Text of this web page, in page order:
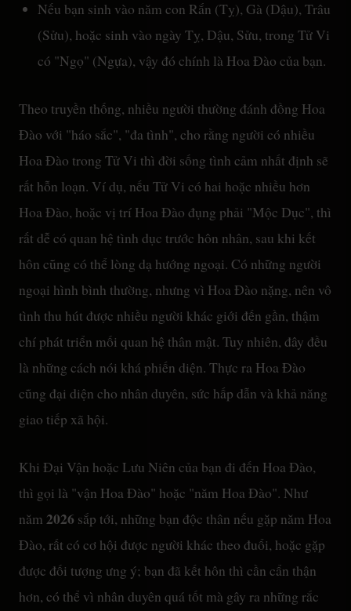
Nếu bạn sinh vào năm con Rắn (Tỵ), Gà (Dậu), Trâu
(Sửu), hoặc sinh vào ngày Tỵ, Dậu, Sửu, trong Tử Vi
có "Ngọ" (Ngựa), vậy đó chính là Hoa Đào của bạn.
Theo truyền thống, nhiều người thường đánh đồng Hoa
Đào với "háo sắc", "đa tình", cho rằng người có nhiều
Hoa Đào trong Tử Vi thì đời sống tình cảm nhất định sẽ
rất hỗn loạn. Ví dụ, nếu Tử Vi có hai hoặc nhiều hơn
Hoa Đào, hoặc vị trí Hoa Đào đụng phải "Mộc Dục", thì
rất dễ có quan hệ tình dục trước hôn nhân, sau khi kết
hôn cũng có thể lòng dạ hướng ngoại. Có những người
ngoại hình bình thường, nhưng vì Hoa Đào nặng, nên vô
tình thu hút được nhiều người khác giới đến gần, thậm
chí phát triển mối quan hệ thân mật. Tuy nhiên, đây đều
là những cách nói khá phiến diện. Thực ra Hoa Đào
cũng đại diện cho nhân duyên, sức hấp dẫn và khả năng
giao tiếp xã hội.
Khi Đại Vận hoặc Lưu Niên của bạn đi đến Hoa Đào,
thì gọi là "vận Hoa Đào" hoặc "năm Hoa Đào". Như
năm 2026 sắp tới, những bạn độc thân nếu gặp năm Hoa
Đào, rất có cơ hội được người khác theo đuổi, hoặc gặp
được đối tượng ưng ý; bạn đã kết hôn thì cần cẩn thận
hơn, có thể vì nhân duyên quá tốt mà gây ra những rắc